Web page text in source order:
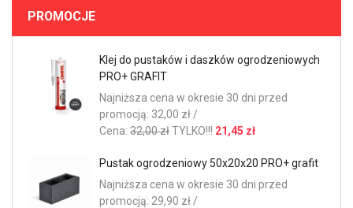
PROMOCJE
Klej do pustaków i daszków ogrodzeniowych
PRO+ GRAFIT
Najniższa cena w okresie 30 dni przed
promocją: 32,00 zł /
Cena: 32,00 złTYLKO!!! 21,45 zł
Pustak ogrodzeniowy 50x20x20 PRO+ grafit
Najniższa cena w okresie 30 dni przed
promocją: 29,90 zł /